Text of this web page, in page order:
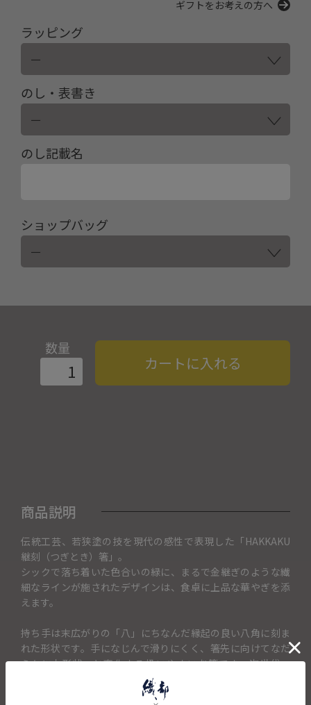
ギフトをお考えの方へ
ラッピング
のし・表書き
のし記載名
ショップバッグ
数量
カートに入れる
商品説明
伝統工芸、若狭塗の技を現代の感性で表現した「HAKKAKU
継刻（つぎとき）箸」。
シックで落ち着いた色合いの緑に、まるで金継ぎのような繊
細なラインが施されたデザインは、食卓に上品な華やぎを添
えます。
持ち手は末広がりの「八」にちなんだ縁起の良い八角に刻ま
れた形状です。手になじんで滑りにくく、箸先に向けてなだ
らかに丸形状へと変化する扱いやすいお箸です。次世代へ
「継（つ）」ぎ、日々の食事の「ひと刻（とき）」を大切に
彩るという想いが込められています。お祝いの席や贈り物に